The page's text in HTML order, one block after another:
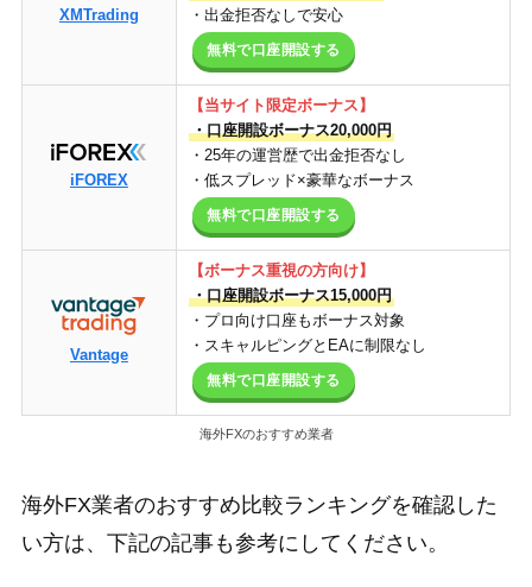
XMTrading
・出金拒否なしで安心
無料で口座開設する
iFOREX
【当サイト限定ボーナス】
・口座開設ボーナス20,000円
・25年の運営歴で出金拒否なし
・低スプレッド×豪華なボーナス
無料で口座開設する
Vantage
【ボーナス重視の方向け】
・口座開設ボーナス15,000円
・プロ向け口座もボーナス対象
・スキャルピングとEAに制限なし
無料で口座開設する
海外FXのおすすめ業者
海外FX業者のおすすめ比較ランキングを確認した
い方は、下記の記事も参考にしてください。